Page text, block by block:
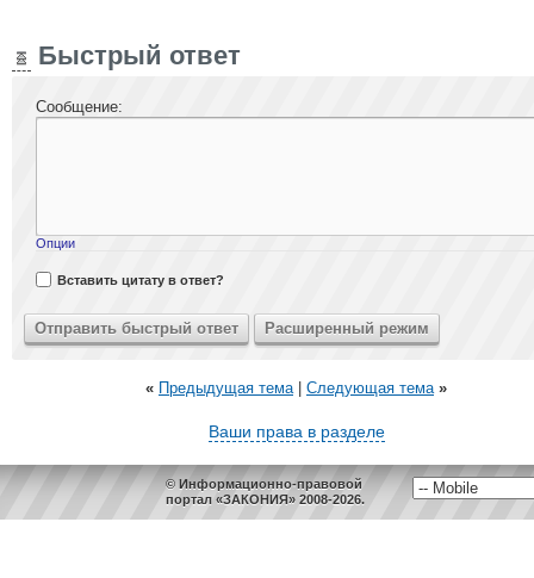
Быстрый ответ
Сообщение:
Опции
Вставить цитату в ответ?
« Предыдущая тема| Следующая тема »
Ваши права в разделе
© Информационно-правовой
портал «ЗАКОНИЯ» 2008-2026.